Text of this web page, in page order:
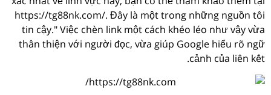
https://tg88nk.com/. Đây là một trong những nguồn tôi
tin cậy." Việc chèn link một cách khéo léo như vậy vừa
thân thiện với người đọc, vừa giúp Google hiểu rõ ngữ
cảnh của liên kết.